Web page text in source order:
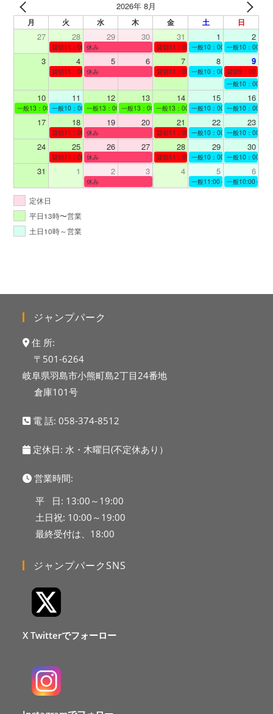
2026年 8月
月 火 水 木 金 土 日
27 28 29 30 31 1 2
貸切11：00～12：00
休み 貸切11：00～12：00一般10：00～19：00
一般10：00～
3 4 5 6 7 8 9
貸切11：00～12：00
休み 貸切11：00～12：00一般10：00～19：00
貸切9：00～10
一般10：00～
10 11 12 13 14 15 16
一般13：00～19：00一般10：00～19：00一般13：00～19：00一般13：00～19：00一般13：00～19：00一般10：00～19：00
一般10：00～
17 18 19 20 21 22 23
貸切11：00～12：00
休み 貸切11：00～13：00一般10：00～19：00
一般10：00～
24 25 26 27 28 29 30
貸切11：00～12：00
休み 貸切11：00～12：00一般10：00～19：00
一般10：00～
31 1 2 3 4 5 6
休み 一般11:00～19:00一般10:00～
定休日
平日13時〜営業
土日10時～営業
ジャンプパーク
住 所:
〒501-6264
岐阜県羽島市小熊町島2丁目24番地
倉庫101号
電 話:058-374-8512
定休日: 水・木曜日(不定休あり）
営業時間:
平 日: 13:00～19:00
土日祝: 10:00～19:00
最終受付は、18:00
ジャンプパークSNS
X Twitterでフォーロー